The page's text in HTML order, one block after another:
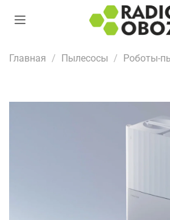
Главная Пылесосы Роботы-